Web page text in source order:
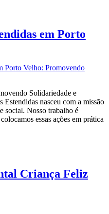
em Porto
Solidariedade e
nasceu com a missão
social. Nosso trabalho é
essas ações em prática
Criança Feliz